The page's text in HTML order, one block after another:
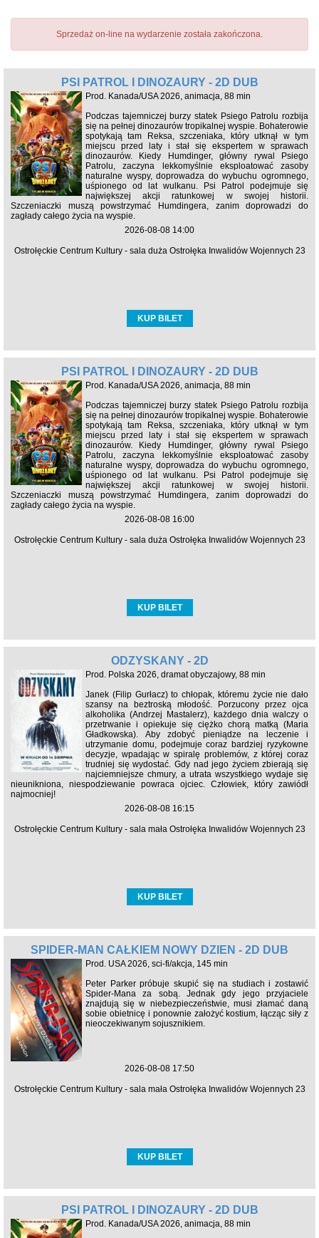
Sprzedaż on-line na wydarzenie została zakończona.
PSI PATROL I DINOZAURY - 2D DUB
Prod. Kanada/USA 2026, animacja, 88 min
Podczas tajemniczej burzy statek Psiego Patrolu rozbija
się na pełnej dinozaurów tropikalnej wyspie. Bohaterowie
spotykają tam Reksa, szczeniaka, który utknął w tym
miejscu przed laty i stał się ekspertem w sprawach
dinozaurów. Kiedy Humdinger, główny rywal Psiego
Patrolu, zaczyna lekkomyślnie eksploatować zasoby
naturalne wyspy, doprowadza do wybuchu ogromnego,
uśpionego od lat wulkanu. Psi Patrol podejmuje się
największej akcji ratunkowej w swojej historii.
Szczeniaczki muszą powstrzymać Humdingera, zanim doprowadzi do
zagłady całego życia na wyspie.
2026-08-08 14:00
Ostrołęckie Centrum Kultury - sala duża Ostrołęka Inwalidów Wojennych 23
KUP BILET
PSI PATROL I DINOZAURY - 2D DUB
Prod. Kanada/USA 2026, animacja, 88 min
Podczas tajemniczej burzy statek Psiego Patrolu rozbija
się na pełnej dinozaurów tropikalnej wyspie. Bohaterowie
spotykają tam Reksa, szczeniaka, który utknął w tym
miejscu przed laty i stał się ekspertem w sprawach
dinozaurów. Kiedy Humdinger, główny rywal Psiego
Patrolu, zaczyna lekkomyślnie eksploatować zasoby
naturalne wyspy, doprowadza do wybuchu ogromnego,
uśpionego od lat wulkanu. Psi Patrol podejmuje się
największej akcji ratunkowej w swojej historii.
Szczeniaczki muszą powstrzymać Humdingera, zanim doprowadzi do
zagłady całego życia na wyspie.
2026-08-08 16:00
Ostrołęckie Centrum Kultury - sala duża Ostrołęka Inwalidów Wojennych 23
KUP BILET
ODZYSKANY - 2D
Prod. Polska 2026, dramat obyczajowy, 88 min
Janek (Filip Gurłacz) to chłopak, któremu życie nie dało
szansy na beztroską młodość. Porzucony przez ojca
alkoholika (Andrzej Mastalerz), każdego dnia walczy o
przetrwanie i opiekuje się ciężko chorą matką (Maria
Gładkowska). Aby zdobyć pieniądze na leczenie i
utrzymanie domu, podejmuje coraz bardziej ryzykowne
decyzje, wpadając w spiralę problemów, z której coraz
trudniej się wydostać. Gdy nad jego życiem zbierają się
najciemniejsze chmury, a utrata wszystkiego wydaje się
nieunikniona, niespodziewanie powraca ojciec. Człowiek, który zawiódł
najmocniej!
2026-08-08 16:15
Ostrołęckie Centrum Kultury - sala mała Ostrołęka Inwalidów Wojennych 23
KUP BILET
SPIDER-MAN CAŁKIEM NOWY DZIEŃ - 2D DUB
Prod. USA 2026, sci-fi/akcja, 145 min
Peter Parker próbuje skupić się na studiach i zostawić
Spider-Mana za sobą. Jednak gdy jego przyjaciele
znajdują się w niebezpieczeństwie, musi złamać daną
sobie obietnicę i ponownie założyć kostium, łącząc siły z
nieoczekiwanym sojusznikiem.
2026-08-08 17:50
Ostrołęckie Centrum Kultury - sala mała Ostrołęka Inwalidów Wojennych 23
KUP BILET
PSI PATROL I DINOZAURY - 2D DUB
Prod. Kanada/USA 2026, animacja, 88 min